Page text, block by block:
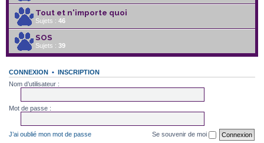
Tout et n'importe quoi
Sujets : 46
SOS
Sujets : 39
CONNEXION • INSCRIPTION
Nom d’utilisateur :
Mot de passe :
J’ai oublié mon mot de passe Se souvenir de moi